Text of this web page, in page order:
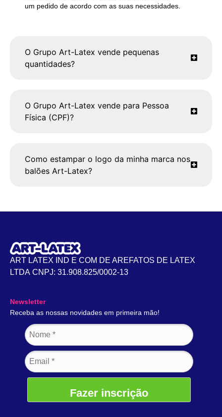
um pedido de acordo com as suas necessidades.
O Grupo Art-Latex vende pequenas
quantidades?
O Grupo Art-Latex vende para Pessoa
Física (CPF)?
Como estampar o logo da minha marca nos
balões Art-Latex?
ART LATEX IND E COM DE AREFATOS DE LATEX
LTDA CNPJ: 31.908.825/0002-13
Newsletter
Receba as nossas novidades em primeira mão!
Fazer inscrição